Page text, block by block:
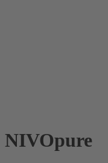
NIVOpure